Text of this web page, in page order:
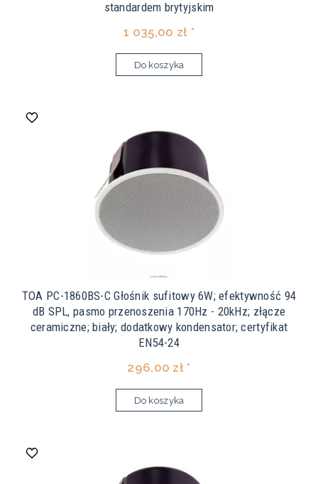
standardem brytyjskim
1 035,00 zł *
Do koszyka
TOA PC-1860BS-C Głośnik sufitowy 6W; efektywność 94
dB SPL, pasmo przenoszenia 170Hz - 20kHz; złącze
ceramiczne; biały; dodatkowy kondensator; certyfikat
EN54-24
296,00 zł *
Do koszyka